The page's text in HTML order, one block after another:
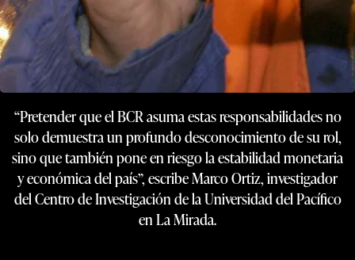
“Pretender que el BCR asuma estas responsabilidades no
solo demuestra un profundo desconocimiento de su rol,
sino que también pone en riesgo la estabilidad monetaria
y económica del país”, escribe Marco Ortiz, investigador
del Centro de Investigación de la Universidad del Pacífico
en La Mirada.